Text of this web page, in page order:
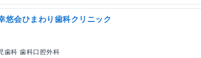
悠会ひまわり歯科クリニック
歯科 歯科口腔外科